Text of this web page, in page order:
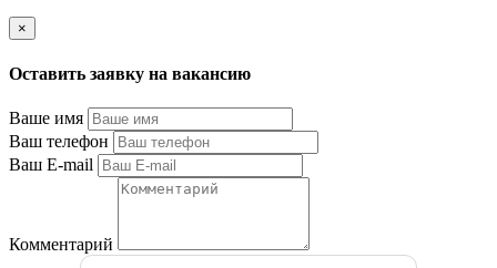
×
Оставить заявку на вакансию
Ваше имя
Ваш телефон
Ваш E-mail
Комментарий